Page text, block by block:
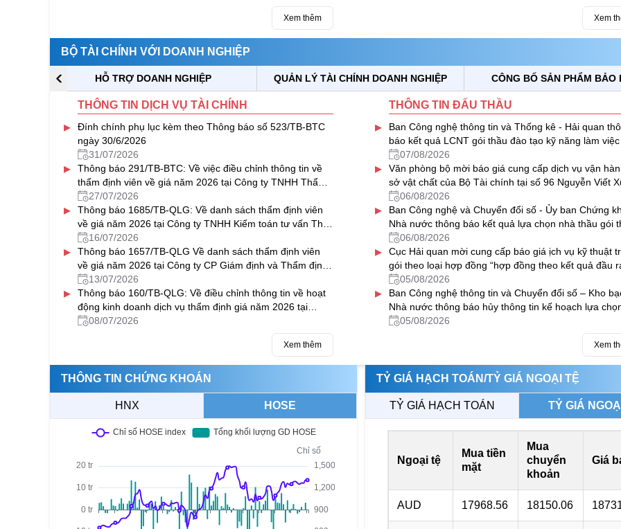
Xem thêm
nhuận sau thuế chưa phân phối của năm 2024
Xem
BỘ TÀI CHÍNH VỚI DOANH NGHIỆP
HỖ TRỢ DOANH NGHIỆP QUẢN LÝ TÀI CHÍNH DOANH NGHIỆP CÔNG BỐ SẢN PHẨM BẢO
THÔNG TIN DỊCH VỤ TÀI CHÍNH
▸
Đính chính phụ lục kèm theo Thông báo số 523/TB-BTC
ngày 30/6/2026
31/07/2026
▸
Thông báo 291/TB-BTC: Về việc điều chỉnh thông tin về
thẩm định viên về giá năm 2026 tại Công ty TNHH Thẩm
định giá & Bất động sản NAVICO
27/07/2026
▸
Thông báo 1685/TB-QLG: Về danh sách thẩm định viên
về giá năm 2026 tại Công ty TNHH Kiểm toán tư vấn Thủ
Đô16/07/2026
▸
Thông báo 1657/TB-QLG Về danh sách thẩm định viên
về giá năm 2026 tại Công ty CP Giám định và Thẩm định
tài sản Việt Nam
13/07/2026
▸
Thông báo 160/TB-QLG: Về điều chỉnh thông tin về hoạt
động kinh doanh dịch vụ thẩm định giá năm 2026 tại
Công ty CP Định giá HFC
08/07/2026
Xem thêm
THÔNG TIN ĐẤU THẦU
▸
Ban Công nghệ thông tin và Thống kê - Hải quan
báo kết quả LCNT gói thầu đào tạo kỹ năng làm việc
trong môi trường số, chuyển đổi số của ngành Hải
(02 lớp)
07/08/2026
▸
Văn phòng bộ mời báo giá cung cấp dịch vụ vận
sở vật chất của Bộ Tài chính tại số 96 Nguyễn Viết
Hà Đông, Hà Nội năm 2027- 2028
06/08/2026
▸
Ban Công nghệ và Chuyển đổi số - Ủy ban Chứng
Nhà nước thông báo kết quả lựa chọn nhà thầu gói
“Thuê dịch vụ phần mềm gửi tin nhắn (SMS) hỗ trợ
số hệ thống CNTT của Ủy ban Chứng khoán Nhà
giai đoạn 2026-2029”
06/08/2026
▸
Cục Hải quan mời cung cấp báo giá ịch vụ kỹ thuật
gói theo loại hợp đồng “hợp đồng theo kết quả đầu
cho các máy soi container của ngành Hải quan
05/08/2026
▸
Ban Công nghệ thông tin và Chuyển đổi số – Kho
Nhà nước thông báo hủy thông tin kế hoạch lựa chọn
thầu Bảo hành máy chủ và nâng cấp phần mềm sao
05/08/2026
Xem
THÔNG TIN CHỨNG KHOÁN
HNX HOSE
TỶ GIÁ HẠCH TOÁN/TỶ GIÁ NGOẠI TỆ
TỶ GIÁ HẠCH TOÁN TỶ GIÁ
Ngoại tệ
Mua tiền
mặt
Mua
chuyển
khoản
Giá
AUD 17968.56 18150.06